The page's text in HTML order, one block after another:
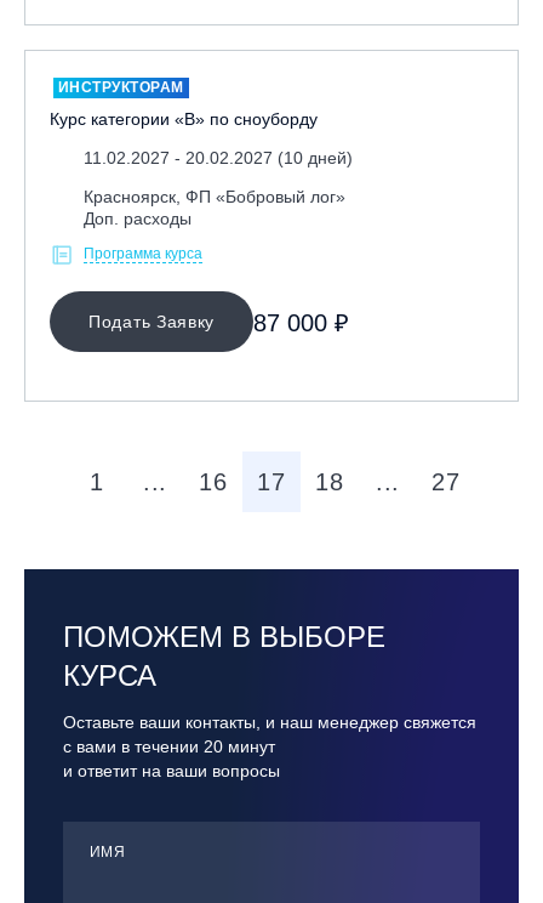
ИНСТРУКТОРАМ
Курс категории «В» по сноуборду
11.02.2027 - 20.02.2027 (10 дней)
Красноярск, ФП «Бобровый лог»
Доп. расходы
Программа курса
Подать Заявку 87 000 ₽
1 ... 16 17 18 ... 27
ПОМОЖЕМ В ВЫБОРЕ
КУРСА
Оставьте ваши контакты, и наш менеджер свяжется
с вами в течении 20 минут
и ответит на ваши вопросы
ИМЯ